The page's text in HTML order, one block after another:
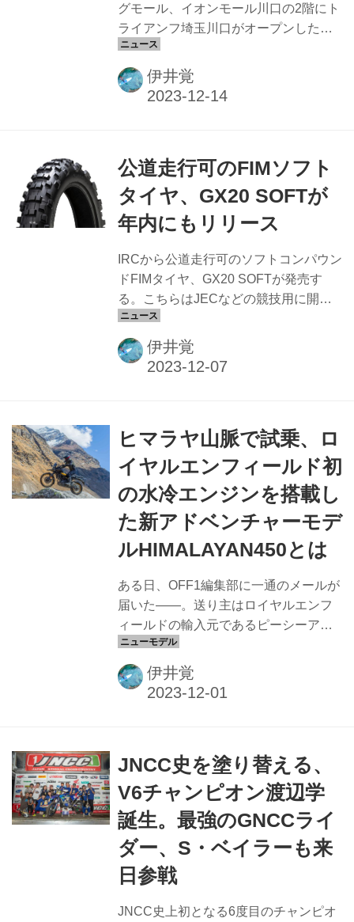
グモール、イオンモール川口の2階にト
ライアンフ埼玉川口がオープンした。
このトライアンフ埼玉川口は通常のデ
ィーラーと同じ機能を有しており、車
両、アパレルの販売はもちろん、試乗
ル内で営業を行うとのこと。 モール内
の大型デジタルサイネージでも大きく
オープン告知が行われていた。 店舗内
にはTIGER 900 RALLY、ROCKET 3
示されていた。このBONNEVILLE
T120は見る角度によって...
伊井覚
公道走行可のFIMソフト
タイヤ、GX20 SOFTが
年内にもリリース
IRCから公道走行可のソフトコンパウン
ドFIMタイヤ、GX20 SOFTが発売す
る。こちらはJECなどの競技用に開発
されたGX20のコンパウンドを柔らかく
したものだが、IRCのお家芸とも言える
ガミータイヤのGEKKOTAシリーズほ
ードを出して走ることに特化した特性
になっていたが、GX20 SOFTは初級
者〜中級者でもトラクションをかけや
すくなっており、林道ツーリングや公
道を使った日高ツーデイズエンデュー
ロなどでその真価を発揮するようにな
っているという。 FIMのソフトコンパ
伊井覚
ヒマラヤ山脈で試乗、ロ
イヤルエンフィールド初
の水冷エンジンを搭載し
た新アドベンチャーモデ
ルHIMALAYAN450とは
ある日、OFF1編集部に一通のメールが
届いた――。送り主はロイヤルエンフ
ィールドの輸入元であるピーシーアイ
株式会社。中身はなんと、インド・ヒ
マラヤ行きの航空券とホテルのチケッ
トだった。そう、ロイヤルエンフィー
台に行われるというのだ。なんだって
そんなところで？ しかし、これには実
は深い意味があったのだった
伊井覚
JNCC史を塗り替える、
V6チャンピオン渡辺学
誕生。最強のGNCCライ
ダー、S・ベイラーも来
日参戦
JNCC史上初となる6度目のチャンピオ